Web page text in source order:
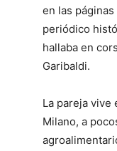
en las
periódico
hallaba en
Garibaldi.
La pareja vive
Milano, a